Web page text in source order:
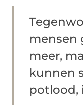
mensen
meer,
kunnen
potlood,